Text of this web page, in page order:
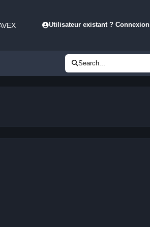
Utilisateur existant ? Connexion
Search...